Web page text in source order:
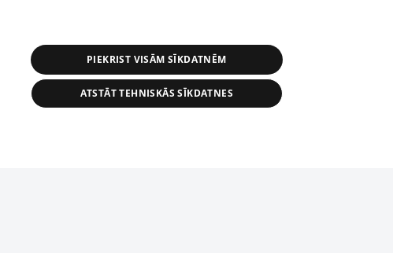
PIEKRIST VISĀM SĪKDATNĒM
ATSTĀT TEHNISKĀS SĪKDATNES